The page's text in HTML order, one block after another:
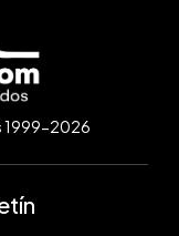
1999-2026